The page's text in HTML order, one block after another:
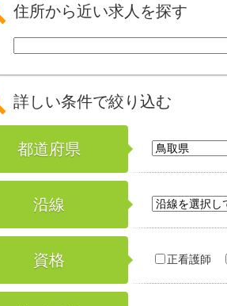
住所から近い求人を探す
詳しい条件で絞り込む
都道府県
沿線
資格 正看護師